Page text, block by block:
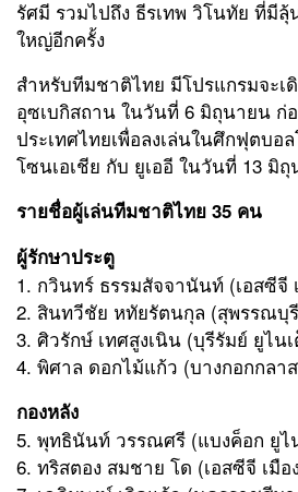
รัศมี รวมไปถึง ธีรเทพ วิโนทัย ที่มี
ใหญ่อีกครั้ง
สำหรับทีมชาติไทย มีโปรแกรมจะเ
อุซเบกิสถาน ในวันที่ 6 มิถุนายน ก่
ประเทศไทยเพื่อลงเล่นในศึกฟุตบอ
โซนเอเชีย กับ ยูเออี ในวันที่ 13 มิ
รายชื่อผู้เล่นทีมชาติไทย 35 คน
ผู้รักษาประตู
1. กวินทร์ ธรรมสัจจานันท์ (เอสซีจี
2. สินทวีชัย หทัยรัตนกุล (สุพรรณบุ
3. ศิวรักษ์ เทศสูงเนิน (บุรีรัมย์ ยูไน
4. พิศาล ดอกไม้แก้ว (บางกอกกลา
กองหลัง
5. พุทธินันท์ วรรณศรี (แบงค็อก ยูไ
6. ทริสตอง สมชาย โด (เอสซีจี เมือ